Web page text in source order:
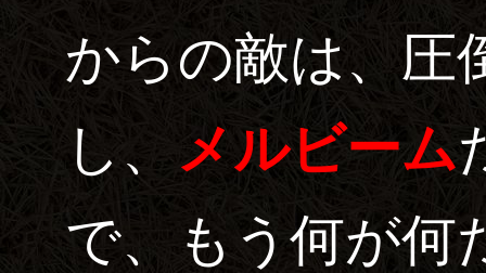
からの敵は、圧
し、メルビーム
で、もう何が何